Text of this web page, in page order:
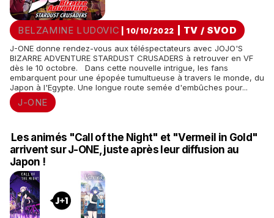
BELZAMINE LUDOVIC | 10/10/2022 TV / SVOD
J-ONE donne rendez-vous aux téléspectateurs avec JOJO'S
BIZARRE ADVENTURE STARDUST CRUSADERS à retrouver en VF
dès le 10 octobre. Dans cette nouvelle intrigue, les fans
embarquent pour une épopée tumultueuse à travers le monde, du
Japon à l'Egypte. Une longue route semée d'embûches pour...
J-ONE
Les animés "Call of the Night" et "Vermeil in Gold"
arrivent sur J-ONE, juste après leur diffusion au
Japon !